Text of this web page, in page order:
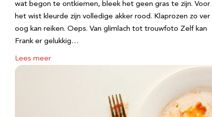
wat begon te ontkiemen, bleek het geen gras te zijn. Voor
het wist kleurde zijn volledige akker rood. Klaprozen zo
oog kan reiken. Oeps. Van glimlach tot trouwfoto Zelf kan
Frank er gelukkig…
Lees meer